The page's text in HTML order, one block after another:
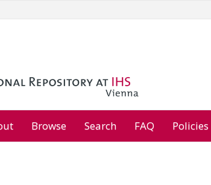
Browse Search FAQ Policies